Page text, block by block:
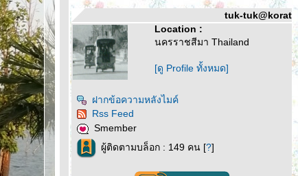
tuk-tuk@korat
Location :
นครราชสีมา Thailand
[ดู Profile ทั้งหมด]
ฝากข้อความหลังไมค์
Rss Feed
Smember
ผู้ติดตามบล็อก : 149 คน [?]